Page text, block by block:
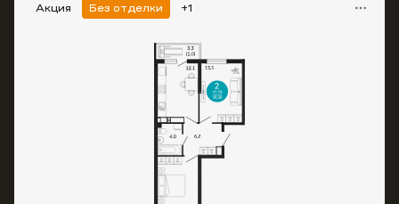
Акция Без отделки +1